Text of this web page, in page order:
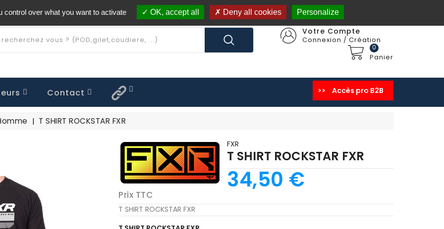
Livraison offerte à partir de 250€ d'achat (*)
Votre Compte
Connexion / Création
0
Panier
Contact >> Accès pro B2B
T SHIRT ROCKSTAR FXR
FXR
T SHIRT ROCKSTAR FXR
34,50 €
Prix TTC
T SHIRT ROCKSTAR FXR
over what you want to activate OK, accept all Deny all cookies Personalize